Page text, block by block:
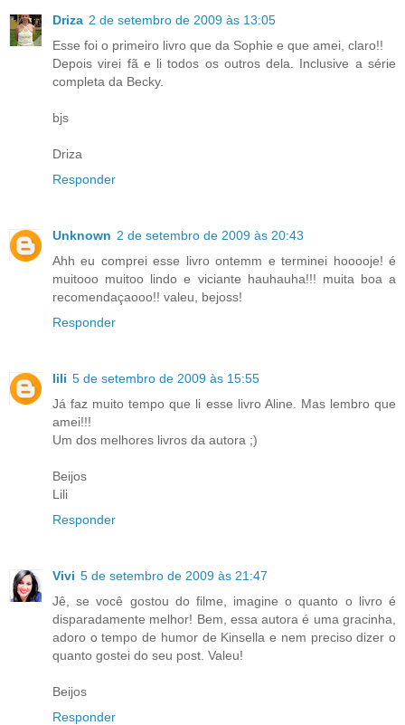
Driza 2 de setembro de 2009 às 13:05
Esse foi o primeiro livro que da Sophie e que amei, claro!!
Depois virei fã e li todos os outros dela. Inclusive a série
completa da Becky.
bjs
Driza
Responder
Unknown 2 de setembro de 2009 às 20:43
Ahh eu comprei esse livro ontemm e terminei hooooje! é
muitooo muitoo lindo e viciante hauhauha!!! muita boa a
recomendaçaooo!! valeu, bejoss!
Responder
lili 5 de setembro de 2009 às 15:55
Já faz muito tempo que li esse livro Aline. Mas lembro que
amei!!!
Um dos melhores livros da autora ;)
Beijos
Lili
Responder
Vivi 5 de setembro de 2009 às 21:47
Jê, se você gostou do filme, imagine o quanto o livro é
disparadamente melhor! Bem, essa autora é uma gracinha,
adoro o tempo de humor de Kinsella e nem preciso dizer o
quanto gostei do seu post. Valeu!
Beijos
Responder